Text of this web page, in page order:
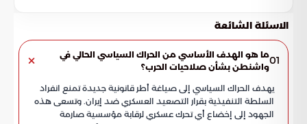
الاسئلة الشائعة
01ما هو الهدف الأساسي من الحراك السياسي الحالي في
واشنطن بشأن صلاحيات الحرب؟
يهدف الحراك السياسي إلى صياغة أطر قانونية جديدة تمنع انفراد
السلطة التنفيذية بقرار التصعيد العسكري ضد إيران. وتسعى هذه
الجهود إلى إخضاع أي تحرك عسكري لرقابة مؤسسية صارمة